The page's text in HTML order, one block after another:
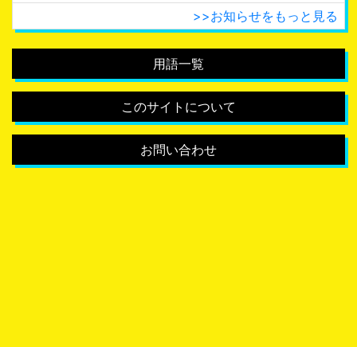
>>お知らせをもっと見る
用語一覧
このサイトについて
お問い合わせ